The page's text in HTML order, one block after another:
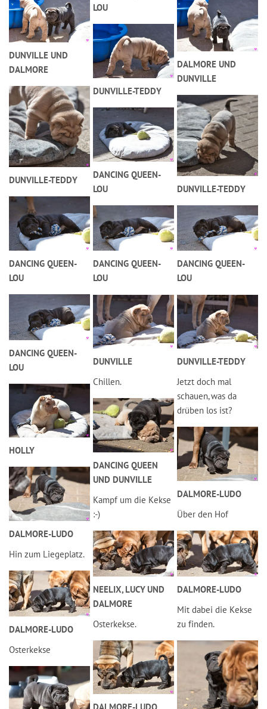
DUNVILLE UND
DALMORE
DUNVILLE-TEDDY
DANCING QUEEN-
LOU
DANCING QUEEN-
LOU
HOLLY
DALMORE-LUDO
Hin zum Liegeplatz.
DALMORE-LUDO
Osterkekse
LOU
DUNVILLE-TEDDY
DANCING QUEEN-
LOU
DANCING QUEEN-
LOU
DUNVILLE
Chillen.
DANCING QUEEN
UND DUNVILLE
Kampf um die Kekse
:-)
NEELIX, LUCY UND
DALMORE
Osterkekse.
DALMORE UND
DUNVILLE
DUNVILLE-TEDDY
DANCING QUEEN-
LOU
DUNVILLE-TEDDY
Jetzt doch mal
schauen, was da
drüben los ist?
DALMORE-LUDO
Über den Hof
DALMORE-LUDO
Mit dabei die Kekse
zu finden.